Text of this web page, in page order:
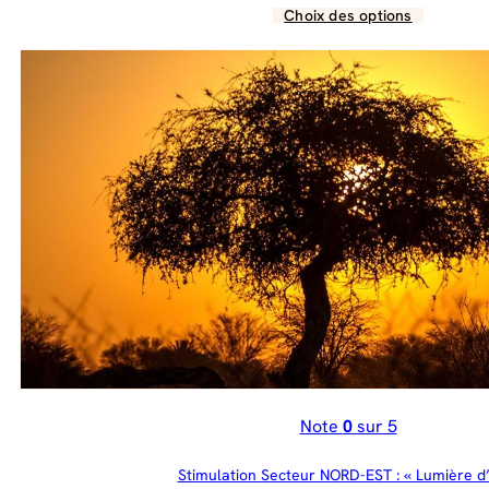
43.00 €
698.00 €
Choix des options
Ce
produit
a
plusieurs
variations.
Les
options
peuvent
être
choisies
sur
la
page
du
produit
Note 0sur 5
Stimulation Secteur NORD-EST : « Lumière